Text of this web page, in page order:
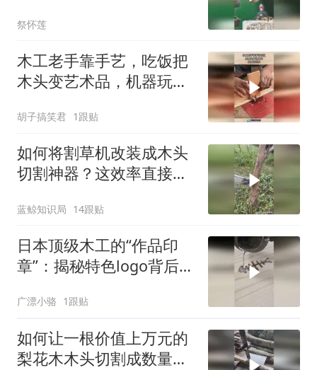
祭怀莲
木工老手靠手艺，吃饭把
木头变艺术品，机器玩的
胡子搞笑君 1跟贴
如何将割草机改装成木头
切割神器？这效率直接翻
蓝鲸知识局 14跟贴
日本顶级木工的“作品印
章”：揭秘特色logo背后的
广漂小骆 1跟贴
如何让一根价值上万元的
梨花木木头切割成数量最